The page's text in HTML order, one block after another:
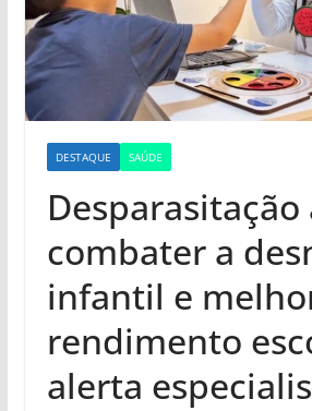
DESTAQUE SAÚDE
Desparasitação
combater a
infantil e
rendimento
alerta